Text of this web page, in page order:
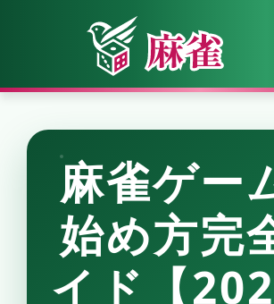
麻雀ゲー
始め方完
イド【